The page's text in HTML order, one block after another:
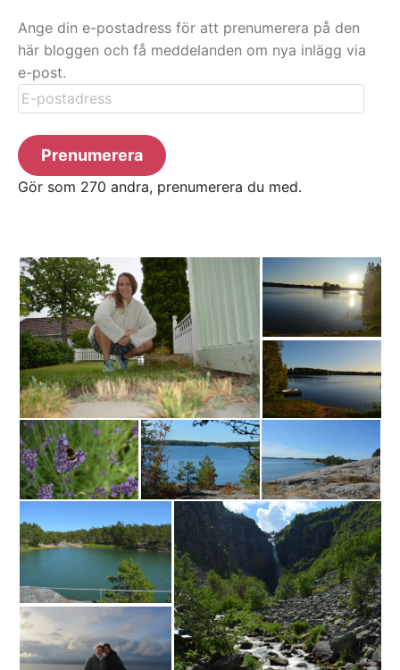
Ange din e-postadress för att prenumerera på den
här bloggen och få meddelanden om nya inlägg via
e-post.
E-
postadress
Prenumerera
Gör som 270 andra, prenumerera du med.